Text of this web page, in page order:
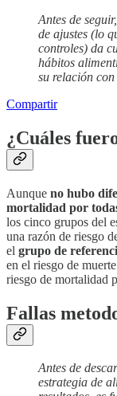
Antes de
de ajustes (lo
controles) da
hábitos
su relación
Compartir
¿Cuáles
Aunque no hubo
mortalidad por
los cinco grupos del
una razón de riesgo
el grupo de
en el riesgo de
riesgo de mortalidad
Fallas
Antes de
estrategia de